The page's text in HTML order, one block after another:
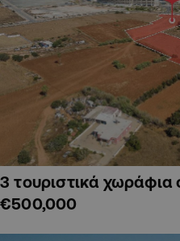
3 τουριστικά
€500,000